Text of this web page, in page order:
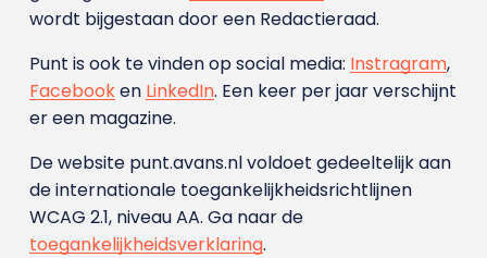
wordt bijgestaan door een Redactieraad.
Punt is ook te vinden op social media: Instragram,
Facebooken LinkedIn. Een keer per jaar verschijnt
er een magazine.
De website punt.avans.nl voldoet gedeeltelijk aan
de internationale toegankelijkheidsrichtlijnen
WCAG 2.1, niveau AA. Ga naar de
toegankelijkheidsverklaring.